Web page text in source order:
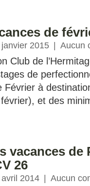
de
2015 Aucun
Club de
de
Février à
et des
vacances de
26
2014 Aucun